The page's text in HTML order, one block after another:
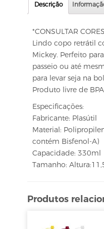
Descrição
*CONSULTAR
Lindo copo retrátil
Mickey. Perfeito
passeio ou até
para levar seja na
Produto livre de
Especificações:
Fabricante: Plasútil
Material:
contém Bisfenol-A)
Capacidade: 330ml
Tamanho:
Produtos